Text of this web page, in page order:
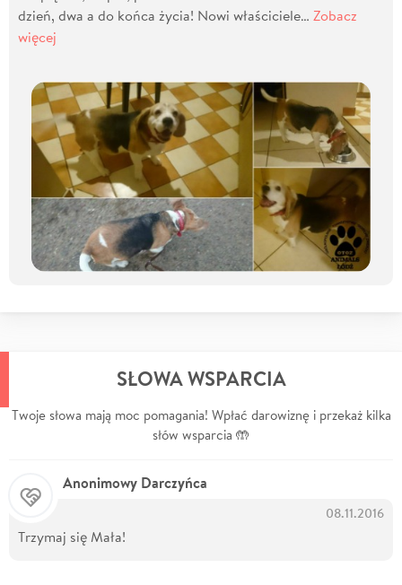
dzień, dwa a do końca życia! Nowi właściciele… Zobacz
więcej
SŁOWA WSPARCIA
Twoje słowa mają moc pomagania! Wpłać darowiznę i przekaż kilka
słów wsparcia 🤲
Anonimowy Darczyńca
08.11.2016
Trzymaj się Mała!